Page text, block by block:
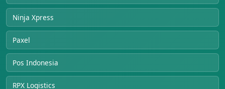
Ninja Xpress
Paxel
Pos Indonesia
RPX Logistics